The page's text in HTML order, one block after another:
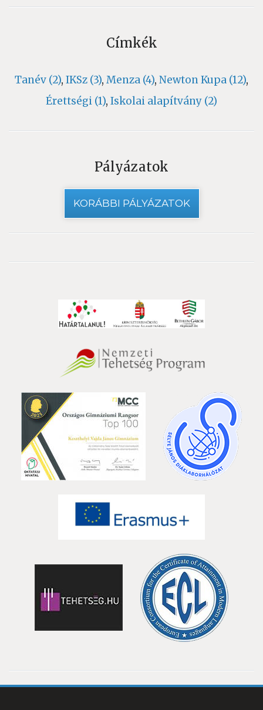
Címkék
Tanév (2), IKSz (3), Menza (4), Newton Kupa (12),
Érettségi (1), Iskolai alapítvány (2)
Pályázatok
KORÁBBI PÁLYÁZATOK